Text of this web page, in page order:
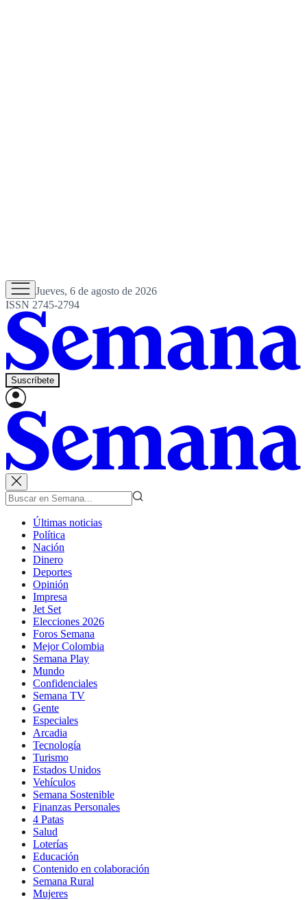
Jueves, 6 de agosto de 2026
ISSN 2745-2794
Suscríbete
Últimas noticias
Política
Nación
Dinero
Deportes
Opinión
Impresa
Jet Set
Elecciones 2026
Foros Semana
Mejor Colombia
Semana Play
Mundo
Confidenciales
Semana TV
Gente
Especiales
Arcadia
Tecnología
Turismo
Estados Unidos
Vehículos
Semana Sostenible
Finanzas Personales
4 Patas
Salud
Loterías
Educación
Contenido en colaboración
Semana Rural
Mujeres